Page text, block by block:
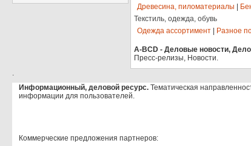
Древесина, пиломатериалы
Текстиль, одежда, обувь
Одежда ассортимент
Разное
A-BCD - Деловые новости,
Пресс-релизы, Новости.
.
Информационный, деловой ресурс. Тематическая
информации для пользователей.
Коммерческие предложения партнеров: